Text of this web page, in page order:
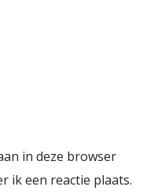
in deze browser
ik een reactie plaats.